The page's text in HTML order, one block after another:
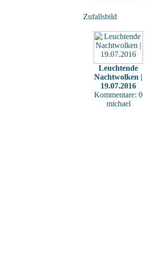
Zufallsbild
Leuchtende
Nachtwolken |
19.07.2016
Kommentare: 0
michael